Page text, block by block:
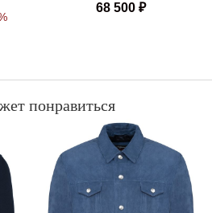
68 500 ₽
понравиться